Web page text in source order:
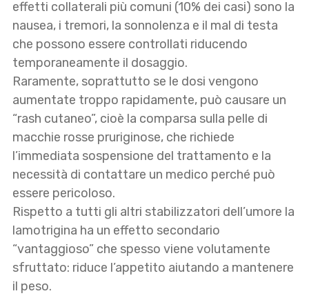
effetti collaterali più comuni (10% dei casi) sono la
nausea, i tremori, la sonnolenza e il mal di testa
che possono essere controllati riducendo
temporaneamente il dosaggio.
Raramente, soprattutto se le dosi vengono
aumentate troppo rapidamente, può causare un
“rash cutaneo”, cioè la comparsa sulla pelle di
macchie rosse pruriginose, che richiede
l’immediata sospensione del trattamento e la
necessità di contattare un medico perché può
essere pericoloso.
Rispetto a tutti gli altri stabilizzatori dell’umore la
lamotrigina ha un effetto secondario
“vantaggioso” che spesso viene volutamente
sfruttato: riduce l’appetito aiutando a mantenere
il peso.